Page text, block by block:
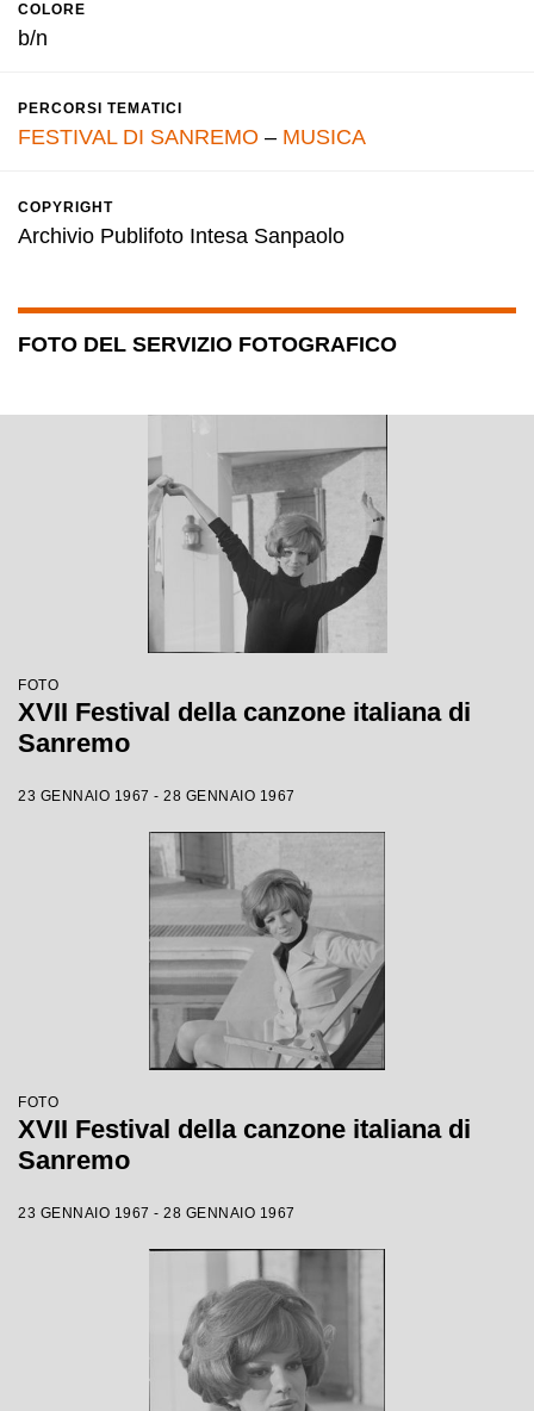
COLORE
b/n
PERCORSI TEMATICI
FESTIVAL DI SANREMO – MUSICA
COPYRIGHT
Archivio Publifoto Intesa Sanpaolo
FOTO DEL SERVIZIO FOTOGRAFICO
FOTO
XVII Festival della canzone italiana di
Sanremo
23 GENNAIO 1967 - 28 GENNAIO 1967
FOTO
XVII Festival della canzone italiana di
Sanremo
23 GENNAIO 1967 - 28 GENNAIO 1967